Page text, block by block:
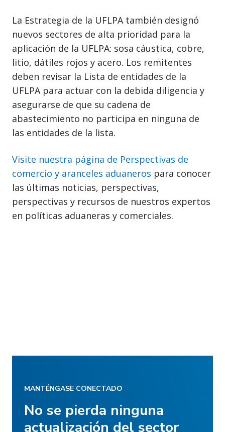
La Estrategia de la UFLPA también designó
nuevos sectores de alta prioridad para la
aplicación de la UFLPA: sosa cáustica, cobre,
litio, dátiles rojos y acero. Los remitentes
deben revisar la Lista de entidades de la
UFLPA para actuar con la debida diligencia y
asegurarse de que su cadena de
abastecimiento no participa en ninguna de
las entidades de la lista.
Visite nuestra página de Perspectivas de
comercio y aranceles aduaneros para conocer
las últimas noticias, perspectivas,
perspectivas y recursos de nuestros expertos
en políticas aduaneras y comerciales.
MANTÉNGASE CONECTADO
No se pierda ninguna
actualización del sector